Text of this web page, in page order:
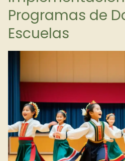
Programas de
Escuelas